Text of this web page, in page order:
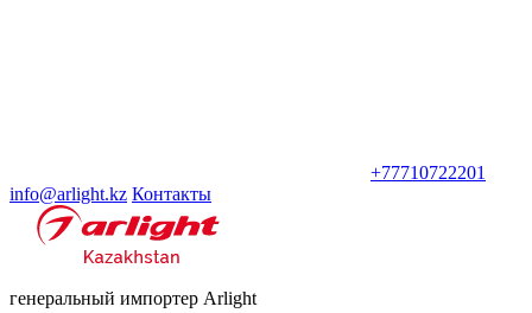
+77710722201
info@arlight.kz Контакты
генеральный импортер Arlight